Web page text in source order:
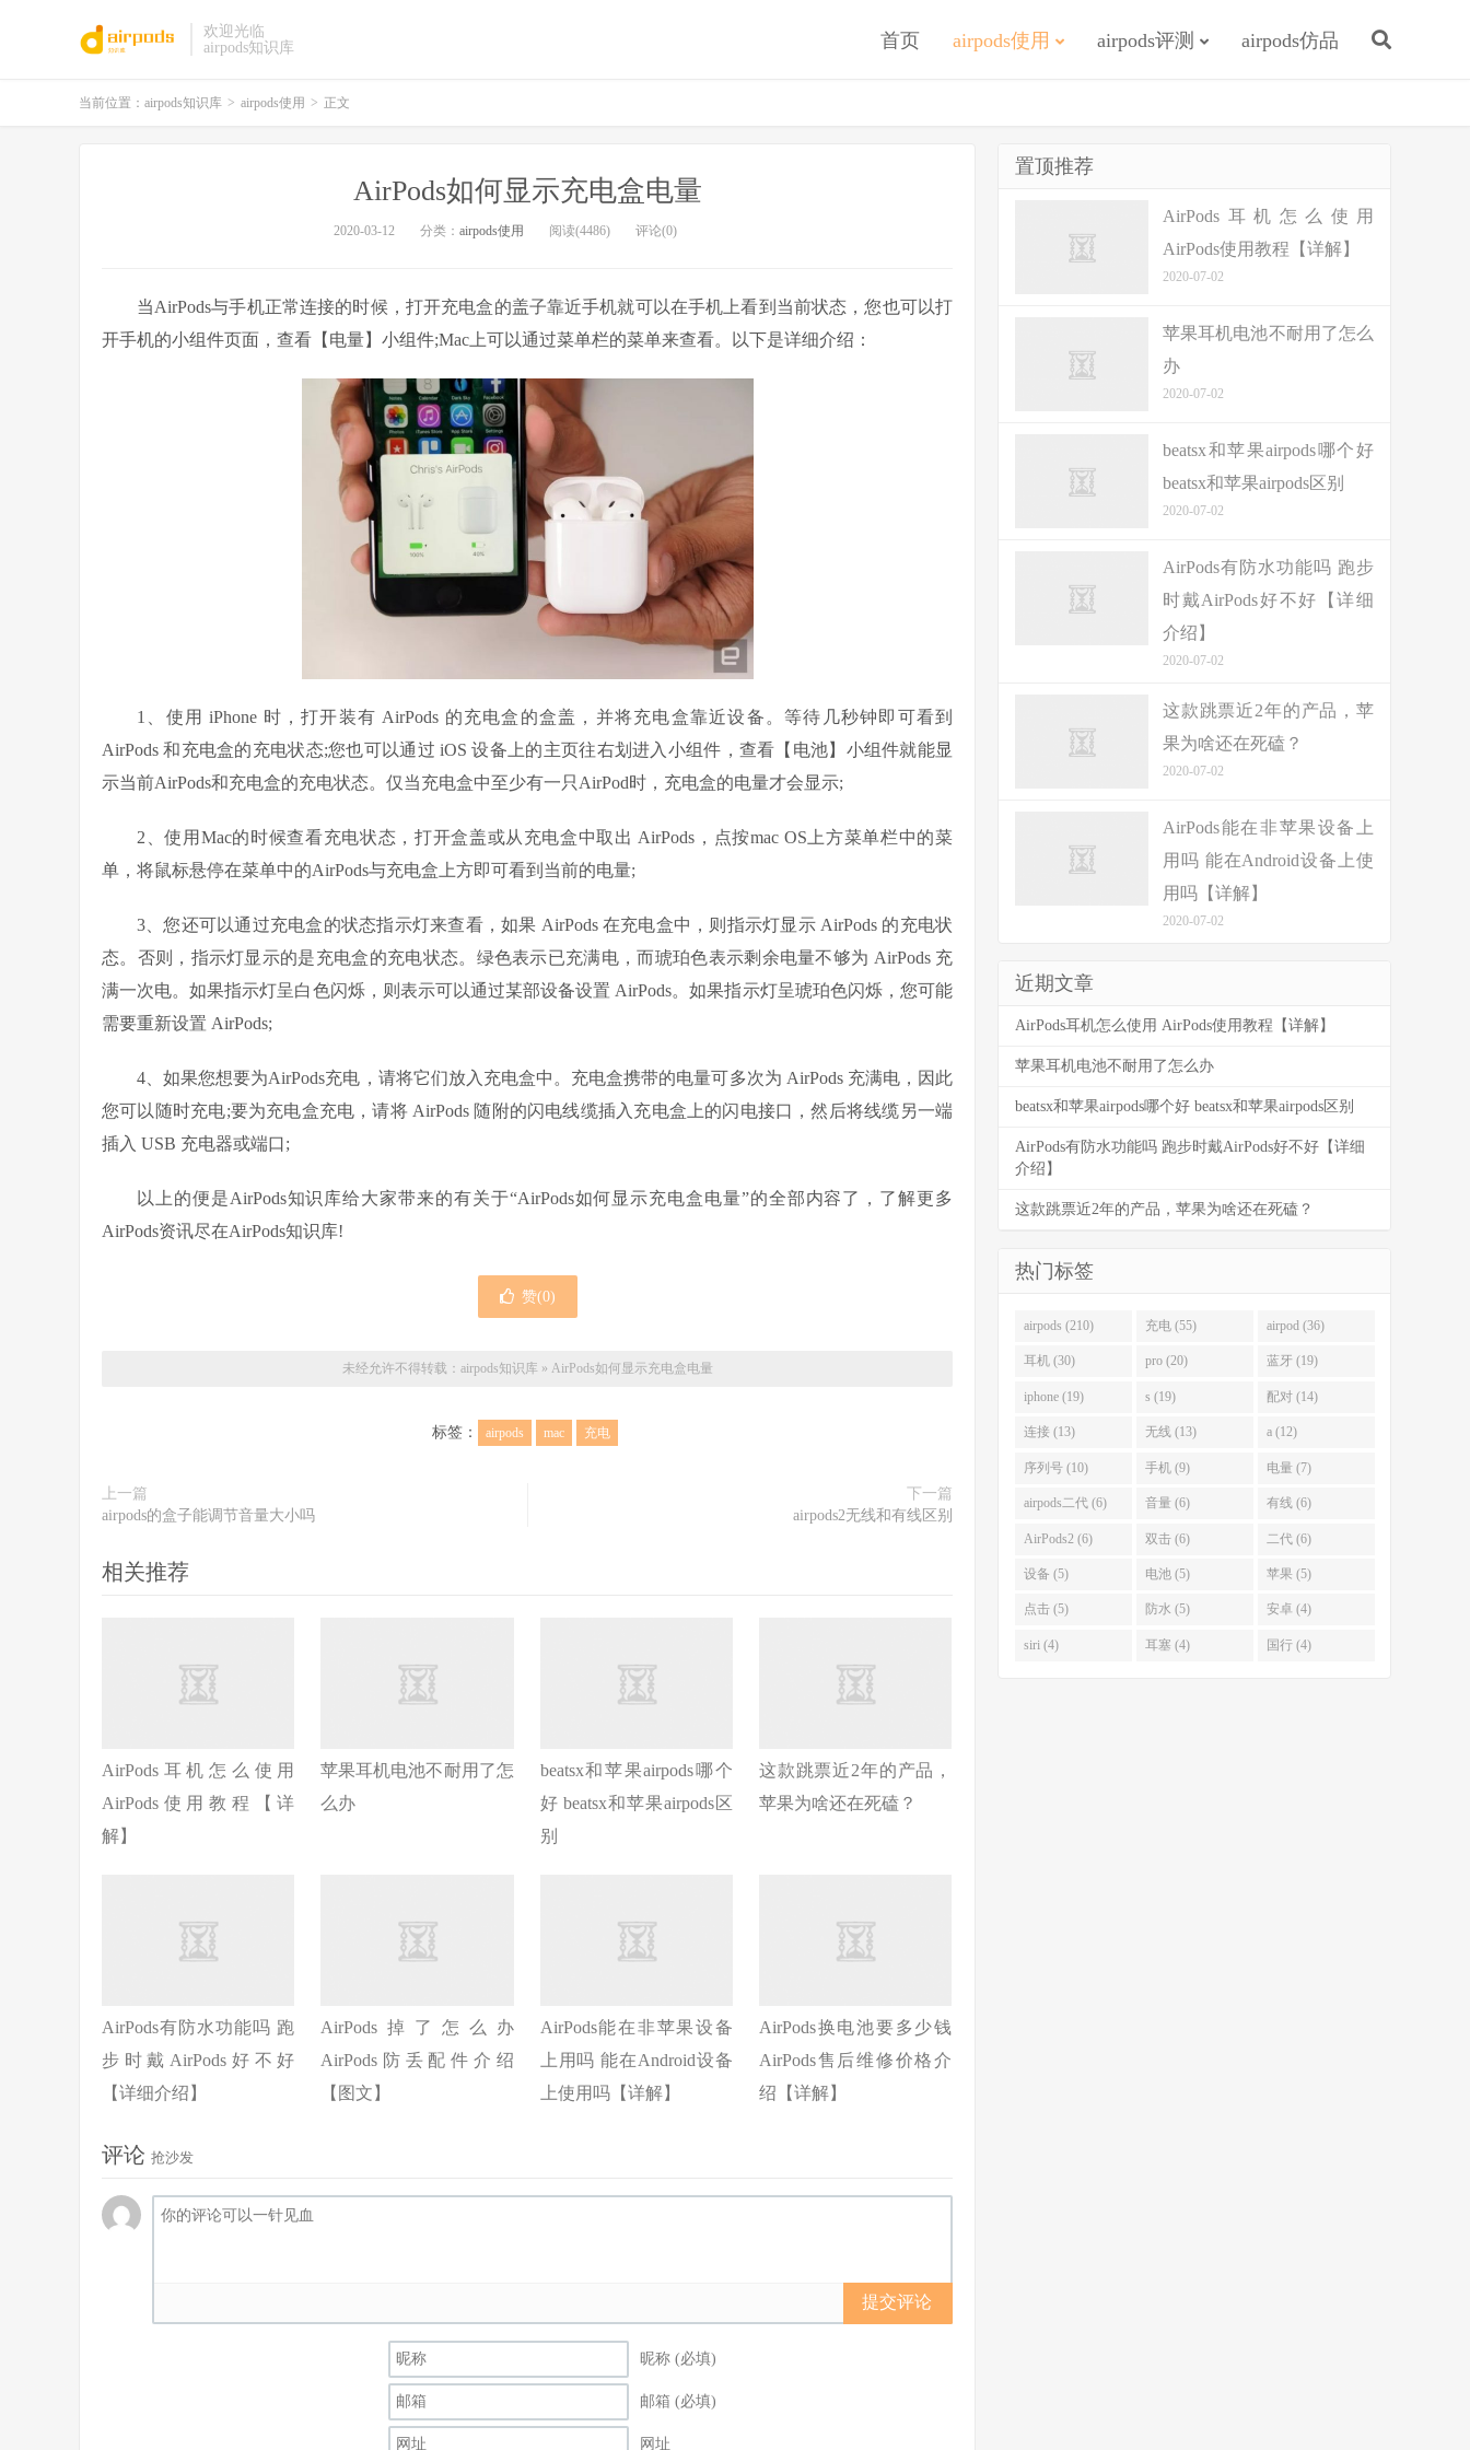
欢迎光临
airpods知识库
首页 airpods使用 airpods评测 airpods仿品
当前位置： airpods知识库 > airpods使用 > 正文
AirPods如何显示充电盒电量
2020-03-12 分类： airpods使用 阅读(4486) 评论(0)
当AirPods与手机正常连接的时候，打开充电盒的盖子靠近手机就可以在手机上看到当前状态，您也可以打
开手机的小组件页面，查看【电量】小组件;Mac上可以通过菜单栏的菜单来查看。以下是详细介绍：
1、使用 iPhone 时，打开装有 AirPods 的充电盒的盒盖，并将充电盒靠近设备。等待几秒钟即可看到
AirPods 和充电盒的充电状态;您也可以通过 iOS 设备上的主页往右划进入小组件，查看【电池】小组件就能显
示当前AirPods和充电盒的充电状态。仅当充电盒中至少有一只AirPod时，充电盒的电量才会显示;
2、使用Mac的时候查看充电状态，打开盒盖或从充电盒中取出 AirPods，点按mac OS上方菜单栏中的菜
单，将鼠标悬停在菜单中的AirPods与充电盒上方即可看到当前的电量;
3、您还可以通过充电盒的状态指示灯来查看，如果 AirPods 在充电盒中，则指示灯显示 AirPods 的充电状
态。否则，指示灯显示的是充电盒的充电状态。绿色表示已充满电，而琥珀色表示剩余电量不够为 AirPods 充
满一次电。如果指示灯呈白色闪烁，则表示可以通过某部设备设置 AirPods。如果指示灯呈琥珀色闪烁，您可能
需要重新设置 AirPods;
4、如果您想要为AirPods充电，请将它们放入充电盒中。充电盒携带的电量可多次为 AirPods 充满电，因此
您可以随时充电;要为充电盒充电，请将 AirPods 随附的闪电线缆插入充电盒上的闪电接口，然后将线缆另一端
插入 USB 充电器或端口;
以上的便是AirPods知识库给大家带来的有关于“AirPods如何显示充电盒电量”的全部内容了，了解更多
AirPods资讯尽在AirPods知识库!
赞(0)
未经允许不得转载： airpods知识库» AirPods如何显示充电盒电量
标签： airpods mac 充电
上一篇
airpods的盒子能调节音量大小吗
下一篇
airpods2无线和有线区别
相关推荐
AirPods耳机怎么使用
AirPods使用教程【详
解】
苹果耳机电池不耐用了怎
么办
beatsx和苹果airpods哪个
好 beatsx和苹果airpods区
别
这款跳票近2年的产品，
苹果为啥还在死磕？
AirPods有防水功能吗 跑
步时戴AirPods好不好
【详细介绍】
AirPods掉了怎么办
AirPods防丢配件介绍
【图文】
AirPods能在非苹果设备
上用吗 能在Android设备
上使用吗【详解】
AirPods换电池要多少钱
AirPods售后维修价格介
绍【详解】
评论 抢沙发
提交评论
昵称 (必填)
邮箱 (必填)
网址
置顶推荐
AirPods耳机怎么使用
AirPods使用教程【详解】
2020-07-02
苹果耳机电池不耐用了怎么
办
2020-07-02
beatsx和苹果airpods哪个好
beatsx和苹果airpods区别
2020-07-02
AirPods有防水功能吗 跑步
时戴AirPods好不好【详细
介绍】
2020-07-02
这款跳票近2年的产品，苹
果为啥还在死磕？
2020-07-02
AirPods能在非苹果设备上
用吗 能在Android设备上使
用吗【详解】
2020-07-02
近期文章
AirPods耳机怎么使用 AirPods使用教程【详解】
苹果耳机电池不耐用了怎么办
beatsx和苹果airpods哪个好 beatsx和苹果airpods区别
AirPods有防水功能吗 跑步时戴AirPods好不好【详细
介绍】
这款跳票近2年的产品，苹果为啥还在死磕？
热门标签
airpods (210) 充电 (55) airpod (36)
耳机 (30) pro (20) 蓝牙 (19)
iphone (19) s (19) 配对 (14)
连接 (13) 无线 (13) a (12)
序列号 (10) 手机 (9) 电量 (7)
airpods二代 (6) 音量 (6) 有线 (6)
AirPods2 (6) 双击 (6) 二代 (6)
设备 (5) 电池 (5) 苹果 (5)
点击 (5) 防水 (5) 安卓 (4)
siri (4) 耳塞 (4) 国行 (4)